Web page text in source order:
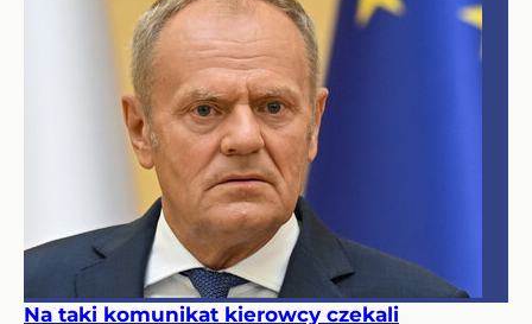
Na taki komunikat kierowcy czekali